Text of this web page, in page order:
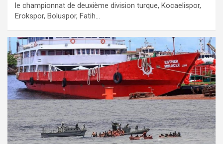
le championnat de deuxième division turque, Kocaelispor,
Erokspor, Boluspor, Fatih…